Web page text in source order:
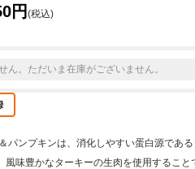
円 (税込)
ん。ただいま在庫がございません。
パンプキンは、消化しやすい蛋白源であ
風味豊かなターキーの生肉を使用すること